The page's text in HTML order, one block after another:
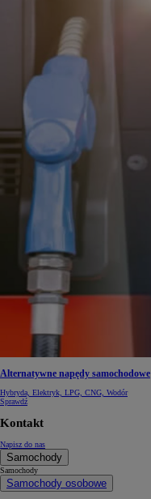
Alternatywne napędy samochodowe
Hybryda, Elektryk, LPG, CNG, Wodór
Sprawdź
Kontakt
Napisz do nas
Samochody
Samochody
Samochody osobowe